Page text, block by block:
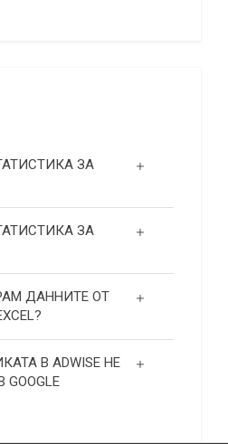
ЗА
ЗА
ДАННИТЕ ОТ
В ADWISE НЕ